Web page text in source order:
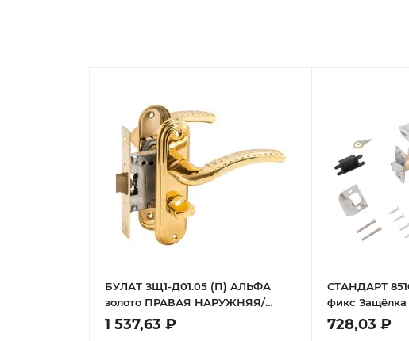
БУЛАТ ЗЩ1-Д01.05 (П) АЛЬФА
золото ПРАВАЯ НАРУЖНЯЯ/
ЛЕВАЯ ВНУТР с фиксацией
Защелка
1 537,63 ₽
СТАНДАРТ
фикс
728,03 ₽